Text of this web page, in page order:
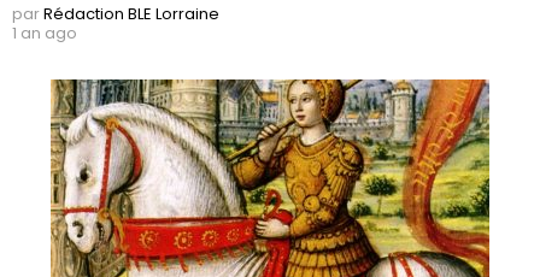
parRédaction BLE Lorraine
1 an ago